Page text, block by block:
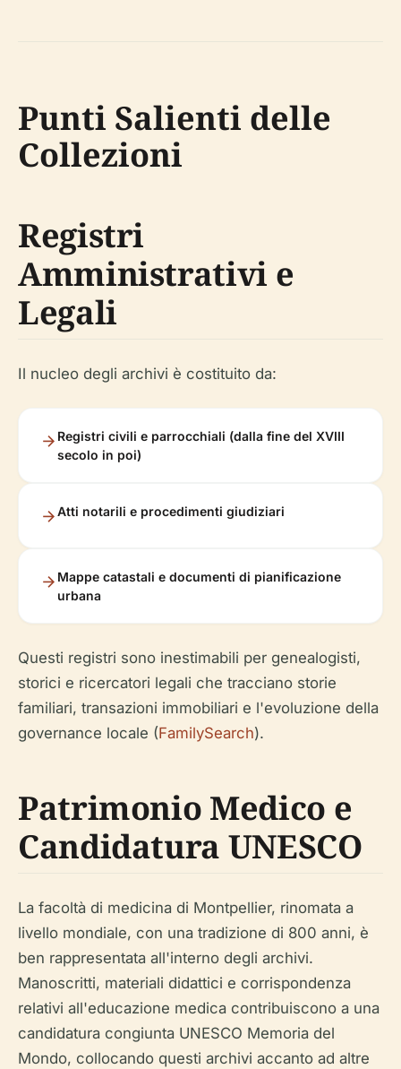
Punti Salienti delle
Collezioni
Registri
Amministrativi e
Legali
Il nucleo degli archivi è costituito da:
Registri civili e parrocchiali (dalla fine del XVIII
secolo in poi)
Atti notarili e procedimenti giudiziari
Mappe catastali e documenti di pianificazione
urbana
Questi registri sono inestimabili per genealogisti,
storici e ricercatori legali che tracciano storie
familiari, transazioni immobiliari e l'evoluzione della
governance locale (FamilySearch).
Patrimonio Medico e
Candidatura UNESCO
La facoltà di medicina di Montpellier, rinomata a
livello mondiale, con una tradizione di 800 anni, è
ben rappresentata all'interno degli archivi.
Manoscritti, materiali didattici e corrispondenza
relativi all'educazione medica contribuiscono a una
candidatura congiunta UNESCO Memoria del
Mondo, collocando questi archivi accanto ad altre